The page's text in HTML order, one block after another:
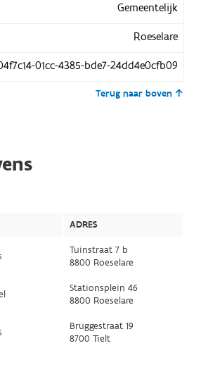
Gemeentelijk
Roeselare
01cc-4385-bde7-24dd4e0cfb09
Terug naar boven
ADRES
Tuinstraat 7 b
8800 Roeselare
Stationsplein 46
8800 Roeselare
Bruggestraat 19
8700 Tielt